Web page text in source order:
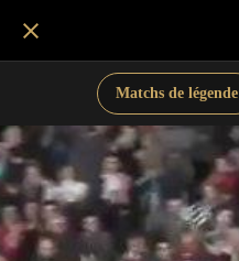
Matchs de légende